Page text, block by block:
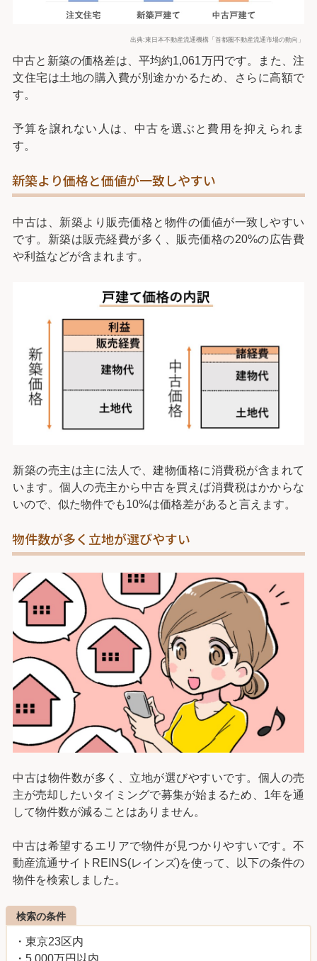
出典:東日本不動産流通機構「首都圏不動産流通市場の動向」
中古と新築の価格差は、平均約1,061万円です。また、注
文住宅は土地の購入費が別途かかるため、さらに高額で
す。
予算を譲れない人は、中古を選ぶと費用を抑えられま
す。
新築より価格と価値が一致しやすい
中古は、新築より販売価格と物件の価値が一致しやすい
です。新築は販売経費が多く、販売価格の20%の広告費
や利益などが含まれます。
新築の売主は主に法人で、建物価格に消費税が含まれて
います。個人の売主から中古を買えば消費税はかからな
いので、似た物件でも10%は価格差があると言えます。
物件数が多く立地が選びやすい
中古は物件数が多く、立地が選びやすいです。個人の売
主が売却したいタイミングで募集が始まるため、1年を通
して物件数が減ることはありません。
中古は希望するエリアで物件が見つかりやすいです。不
動産流通サイトREINS(レインズ)を使って、以下の条件の
物件を検索しました。
検索の条件
・東京23区内
・5,000万円以内